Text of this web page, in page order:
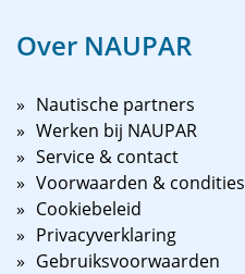
Over NAUPAR
Nautische partners
Werken bij NAUPAR
Service & contact
Voorwaarden & condities
Cookiebeleid
Privacyverklaring
Gebruiksvoorwaarden